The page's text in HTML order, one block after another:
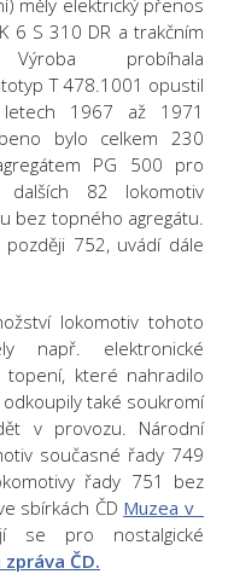
6 S 310 DR a trakčním
probíhala
T 478.1001 opustil
1967 až 1971
bylo celkem 230
PG 500 pro
82 lokomotiv
bez topného agregátu.
752, uvádí dále
lokomotiv tohoto
např. elektronické
které nahradilo
také soukromí
v provozu. Národní
současné řady 749
řady 751 bez
sbírkách ČD Muzea v
se pro nostalgické
ČD.